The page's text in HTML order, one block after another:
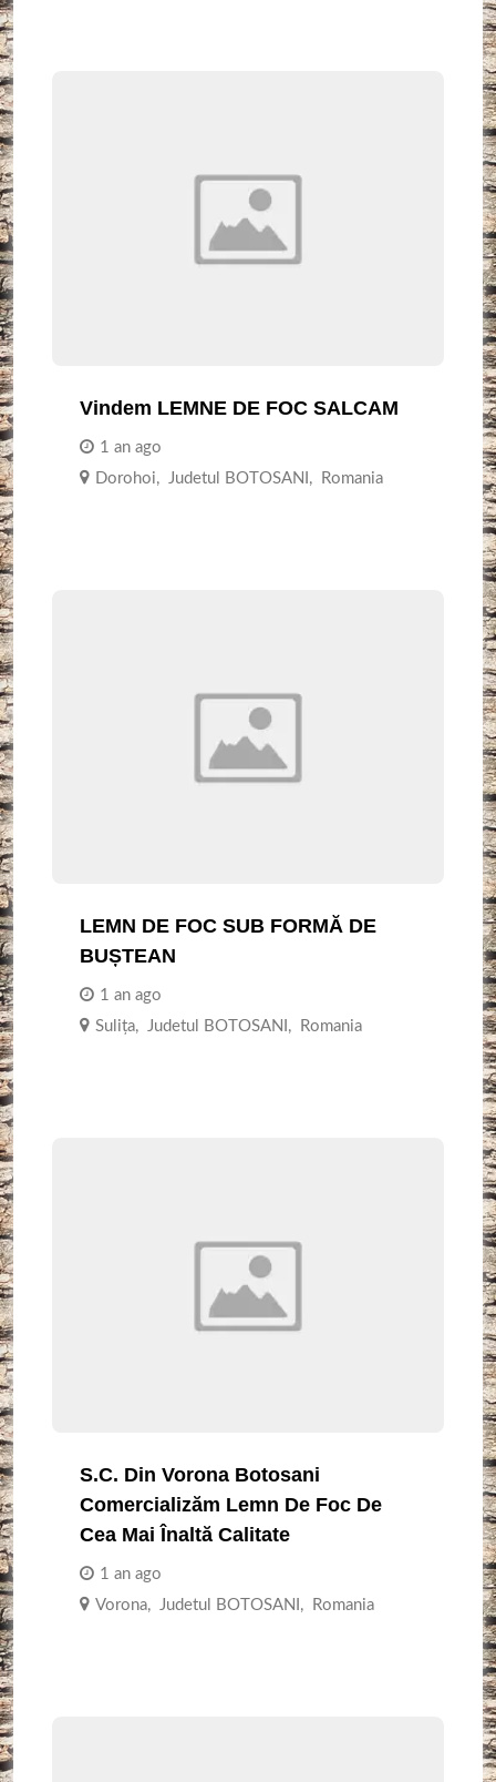
Vindem LEMNE DE FOC SALCAM
1 an ago
Dorohoi, Judetul BOTOSANI , Romania
LEMN DE FOC SUB FORMĂ DE
BUȘTEAN
1 an ago
Sulița, Judetul BOTOSANI , Romania
S.C. Din Vorona Botosani
Comercializăm Lemn De Foc De
Cea Mai Înaltă Calitate
1 an ago
Vorona, Judetul BOTOSANI , Romania